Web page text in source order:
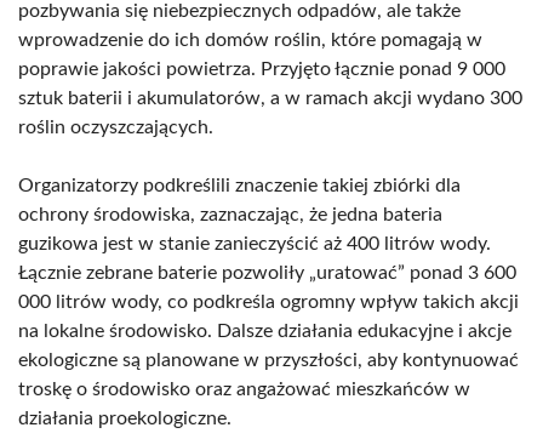
pozbywania się niebezpiecznych odpadów, ale także
wprowadzenie do ich domów roślin, które pomagają w
poprawie jakości powietrza. Przyjęto łącznie ponad 9 000
sztuk baterii i akumulatorów, a w ramach akcji wydano 300
roślin oczyszczających.
Organizatorzy podkreślili znaczenie takiej zbiórki dla
ochrony środowiska, zaznaczając, że jedna bateria
guzikowa jest w stanie zanieczyścić aż 400 litrów wody.
Łącznie zebrane baterie pozwoliły „uratować” ponad 3 600
000 litrów wody, co podkreśla ogromny wpływ takich akcji
na lokalne środowisko. Dalsze działania edukacyjne i akcje
ekologiczne są planowane w przyszłości, aby kontynuować
troskę o środowisko oraz angażować mieszkańców w
działania proekologiczne.